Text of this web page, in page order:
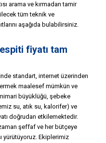
arama ve kırmadan tamir
tüm teknik ve
aşağıda bulabilirsiniz.
fiyatı tam
standart, internet üzerinden
maalesef mümkün ve
büyüklüğü, şebeke
su, atık su, kalorifer) ve
doğrudan etkilemektedir.
şeffaf ve her bütçeye
yürütüyoruz. Ekiplerimiz